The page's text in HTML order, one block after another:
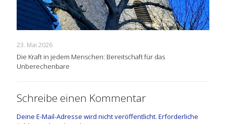
23. Mai 2026
Die Kraft in jedem Menschen: Bereitschaft für das
Unberechenbare
Schreibe einen Kommentar
Deine E-Mail-Adresse wird nicht veröffentlicht. Erforderliche